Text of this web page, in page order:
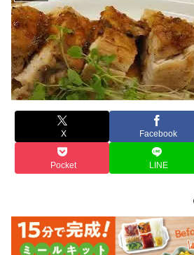
X Facebook
Pocket LINE